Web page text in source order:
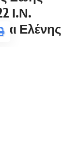
Ι.Ν.
Ελένης